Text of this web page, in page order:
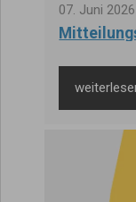
07. Juni 2026